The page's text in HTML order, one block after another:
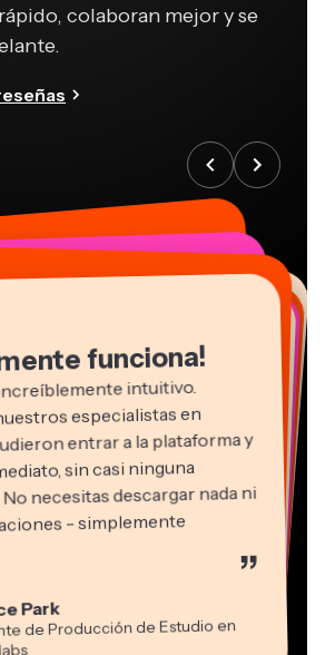
colaboran mejor y se
funciona!
intuitivo.
especialistas en
entrar a la plataforma y
sin casi ninguna
necesitas descargar nada ni
- simplemente
”
Park
de Producción de Estudio en
Darby
Taleck
en
Director en EPATHLON
lee Farla
Peng
de Contenido
James
video
Rae
Rawlings
Segoviafreelance virtual